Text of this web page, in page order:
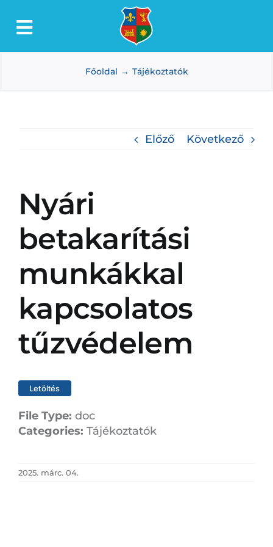
Toggle
Lőkösháza
IntézményekFőoldal Tájékoztatók
Előző Következő
Nyári
betakarítási
munkákkal
kapcsolatos
tűzvédelem
Letöltés
File Type: doc
Categories: Tájékoztatók
2025. márc. 04.